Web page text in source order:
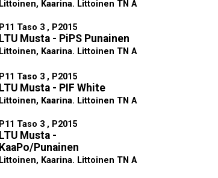
Littoinen, Kaarina. Littoinen TN A
P11 Taso 3 , P2015
LTU Musta - PiPS Punainen
Littoinen, Kaarina. Littoinen TN A
P11 Taso 3 , P2015
LTU Musta - PIF White
Littoinen, Kaarina. Littoinen TN A
P11 Taso 3 , P2015
LTU Musta -
KaaPo/Punainen
Littoinen, Kaarina. Littoinen TN A